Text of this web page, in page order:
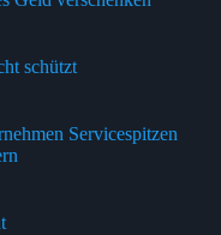
schützt
Servicespitzen